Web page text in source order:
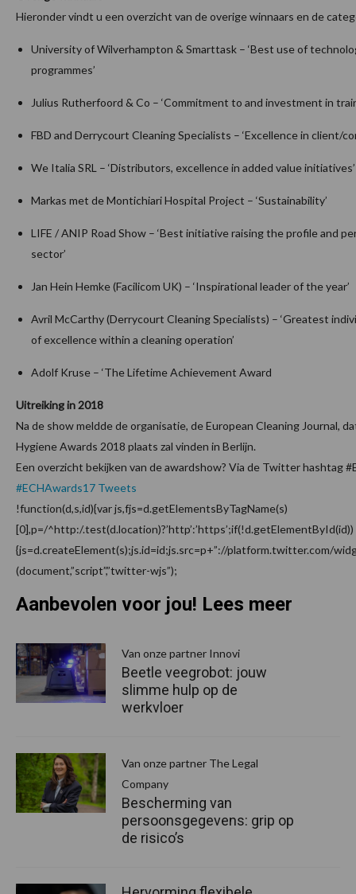
Hieronder vindt u een overzicht van de overige winnaars en de
University of Wilverhampton & Smarttask – ‘Best use of
programmes’
Julius Rutherfoord & Co – ‘Commitment to and investment in
FBD and Derrycourt Cleaning Specialists – ‘Excellence in client/
We Italia SRL – ‘Distributors, excellence in added value initiatives’
Markas met de Montichiari Hospital Project – ‘Sustainability’
LIFE / ANIP Road Show – ‘Best initiative raising the profile and
sector’
Jan Hein Hemke (Facilicom UK) – ‘Inspirational leader of the year’
Avril McCarthy (Derrycourt Cleaning Specialists) – ‘Greatest
of excellence within a cleaning operation’
Adolf Kruse – ‘The Lifetime Achievement Award
Uitreiking in 2018
Na de show meldde de organisatie, de European Cleaning Journal,
Hygiene Awards 2018 plaats zal vinden in Berlijn.
Een overzicht bekijken van de awardshow? Via de Twitter hashtag
#ECHAwards17 Tweets
!function(d,s,id){var js,fjs=d.getElementsByTagName(s)
[0],p=/^http:/.test(d.location)?’http’:’https’;if(!d.getElementById(id))
{js=d.createElement(s);js.id=id;js.src=p+”://platform.twitter.com/
(document,”script”,”twitter-wjs”);
Aanbevolen voor jou! Lees meer
Van onze partner Innovi
Beetle veegrobot: jouw
slimme hulp op de
werkvloer
Van onze partner The Legal
Company
Bescherming van
persoonsgegevens: grip op
de risico’s